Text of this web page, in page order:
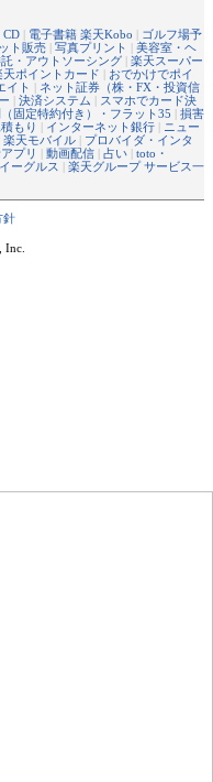
CD | 電子書籍 楽天Kobo | ゴルフ場予
ト販売 | 写真プリント | 美容室・ヘ
・アウトソーシング | 楽天スーパー
天ポイントカード | おでかけでポイ
イト | ネット証券（株・FX・投資信
| 決済システム | スマホでカード決
固定特約付き）・フラット35 | 損害
もり | インターネット銀行 | ニュー
楽天モバイル | プロバイダ・インタ
プリ | 動画配信 | 占い | toto・
ーグルス | 楽天グループ サービス一
針
Inc.